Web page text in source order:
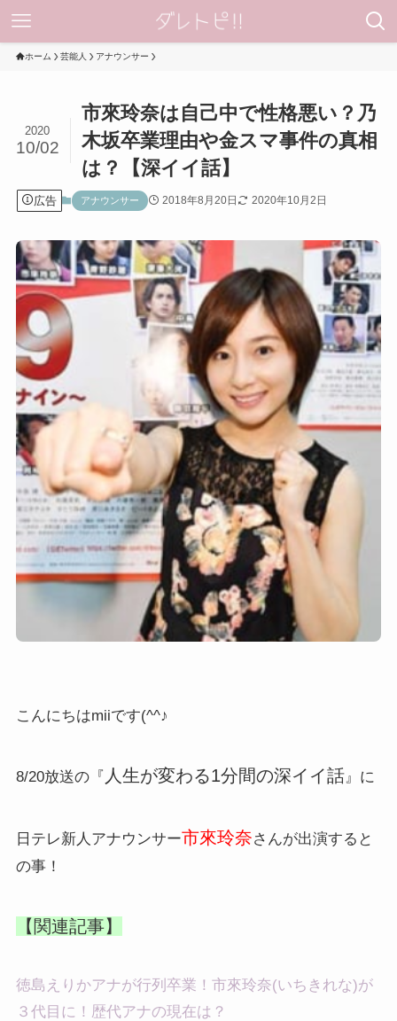
ホーム 芸能人 アナウンサー
市來玲奈は自己中で性格悪い？乃
木坂卒業理由や金スマ事件の真相
は？【深イイ話】
2020
10/02
広告 アナウンサー 2018年8月20日 2020年10月2日
こんにちはmiiです(^^♪
8/20放送の『 人生が変わる1分間の深イイ話』に
日テレ新人アナウンサー市來玲奈さんが出演すると
の事！
【関連記事】
徳島えりかアナが行列卒業！市來玲奈(いちきれな)が
３代目に！歴代アナの現在は？